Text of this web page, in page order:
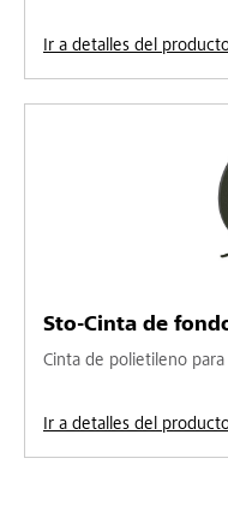
Ir a detalles del
Sto-Cinta de
Cinta de polietileno
Ir a detalles del